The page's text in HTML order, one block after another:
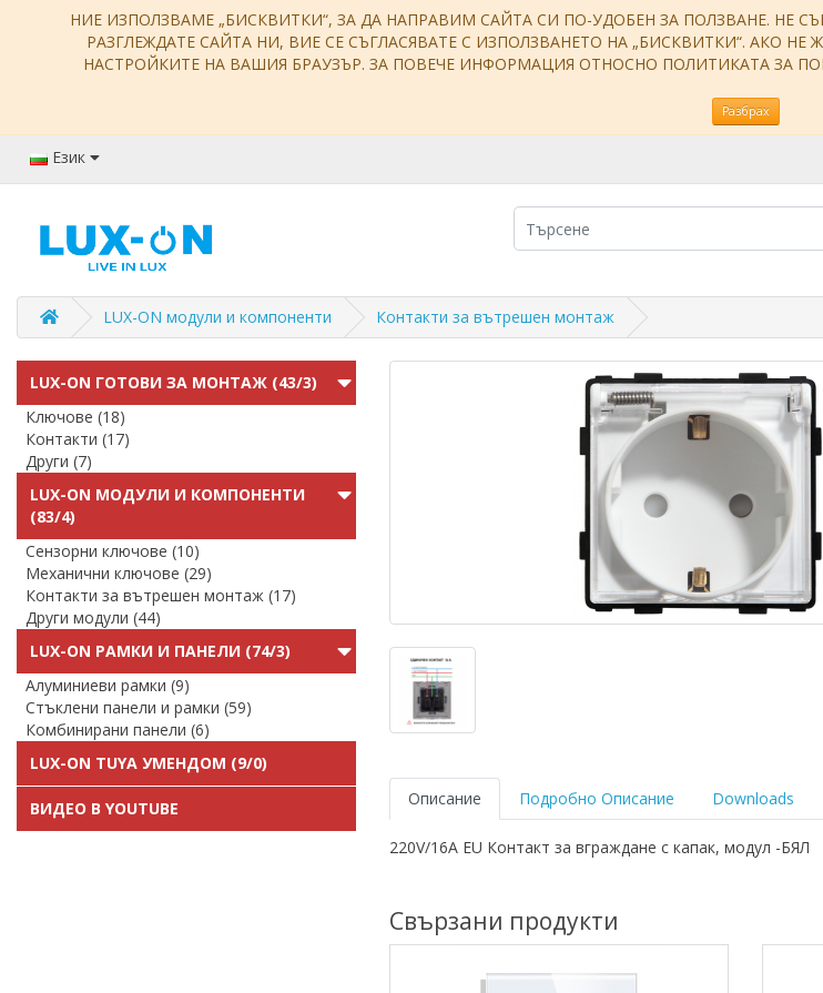
НИЕ ИЗПОЛЗВАМЕ „БИСКВИТКИ“, ЗА ДА НАПРАВИМ САЙТА СИ ПО-УДОБЕН ЗА ПОЛЗВАНЕ.
РАЗГЛЕЖДАТЕ САЙТА НИ, ВИЕ СЕ СЪГЛАСЯВАТЕ С ИЗПОЛЗВАНЕТО НА „БИСКВИТКИ“. АКО
НАСТРОЙКИТЕ НА ВАШИЯ БРАУЗЪР. ЗА ПОВЕЧЕ ИНФОРМАЦИЯ ОТНОСНО ПОЛИТИКАТА ЗА
Разбрах
Език
LUX-ON модули и компоненти Контакти за вътрешен монтаж
LUX-ON ГОТОВИ ЗА МОНТАЖ (43/3)
Ключове (18)
Контакти (17)
Други (7)
LUX-ON МОДУЛИ И КОМПОНЕНТИ
(83/4)
Сензорни ключове (10)
Механични ключове (29)
Контакти за вътрешен монтаж (17)
Други модули (44)
LUX-ON РАМКИ И ПАНЕЛИ (74/3)
Алуминиеви рамки (9)
Стъклени панели и рамки (59)
Комбинирани панели (6)
LUX-ON TUYA УМЕНДОМ (9/0)
ВИДЕО В YOUTUBE Описание Подробно Описание Downloads
220V/16A EU Контакт за вграждане с капак, модул -БЯЛ
Свързани продукти